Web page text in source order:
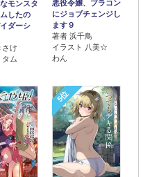
モンスタ
したの
ダーシ
さけ
タム
悪役令嬢、ブラコン
にジョブチェンジし
ます９
著者 浜千鳥
イラスト 八美☆
わん
5位